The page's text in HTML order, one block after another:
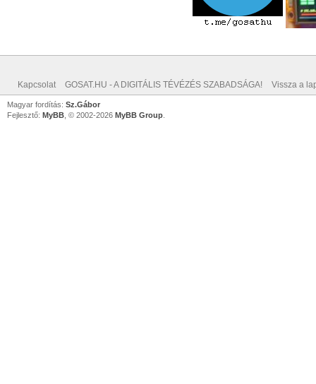
Kapcsolat GOSAT.HU - A DIGITÁLIS TÉVÉZÉS SZABADSÁGA! Vissza a
Magyar fordítás: Sz.Gábor
Fejlesztő: MyBB , © 2002-2026 MyBB Group